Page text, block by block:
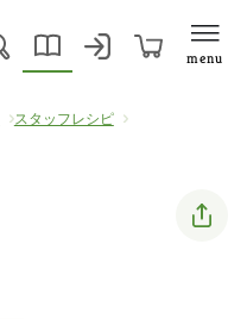
menu
スタッフレシピ